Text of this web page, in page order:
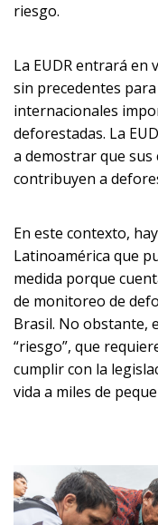
riesgo.
La EUDR entrará en
sin precedentes
internacionales
deforestadas. La
a demostrar que
contribuyen a
En este contexto,
Latinoamérica que
medida porque
de monitoreo de
Brasil. No obstante,
“riesgo”, que
cumplir con la
vida a miles de